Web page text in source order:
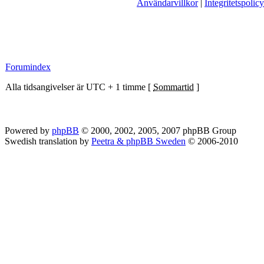
Användarvillkor| Integritetspolicy
Forumindex
Alla tidsangivelser är UTC + 1 timme [ Sommartid ]
Powered by phpBB © 2000, 2002, 2005, 2007 phpBB Group
Swedish translation by Peetra & phpBB Sweden © 2006-2010